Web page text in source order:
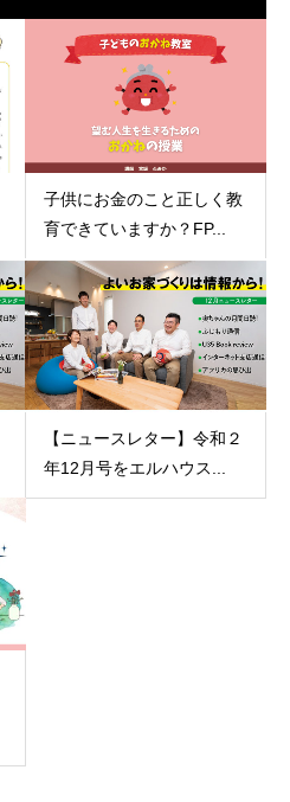
子供にお金のこと正しく教
育できていますか？FP...
【ニュースレター】令和２
年12月号をエルハウス...